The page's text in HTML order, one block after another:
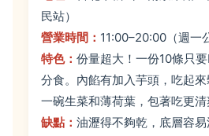
民站）
營業時間： 11:00–20:00（週一
特色： 份量超大！一份10條只
分食。內餡有加入芋頭，吃起
一碗生菜和薄荷葉，包著吃更清
缺點： 油瀝得不夠乾，底層容